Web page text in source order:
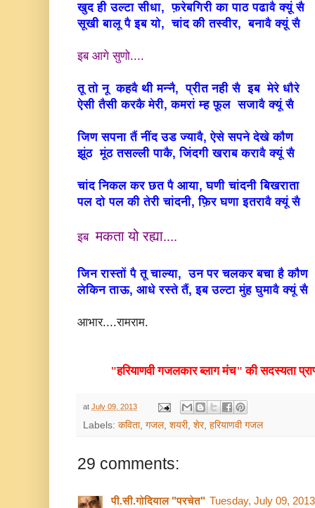
खुद ही उल्टा सीधा, फ़रेबगिरी का पाठ पढावै क्य़ूं सै
सूखी बालू पै इब यो, चांद की तस्वीर, बनावै क्य़ूं सै
इब आगे सुणो....
तू तो नू कहवै थी मन्नै, प्रीत नही सै इब मेरे धौरे
ऐसी तैसी करकै मेरी, कमरां म्ह फ़ूल सजावै क्यूं सै
जिण सपना तैं नींद उड ज्यावै, ऐसे सपने देखे कौण
झूंठ मूंठ तसल्ली पाकै, जिंदगी खराब करावै क्यूं सै
चांद निकल कर छत पै आया, घणी चांदनी बिखराता
पल दो पल की तेरी चांदनी, फ़िर घणा इतरावै क्यूं सै
इब मकता यो रह्या....
जिन रास्तों पै तू चाल्या, उन पर चलकर बचा है कौण
लेकिन ताऊ, आधे रस्ते तैं, इब उल्टा मुंह घुमावै क्यूं सै
आभार....रामराम.
"हरियाणवी गजलकार ब्लाग मंच" की सदस्यता
at July 09, 2013
Labels: कविता, गजल, शयरी, शेर, हरियाणवी गजल
29 comments:
पी.सी.गोदियाल "परचेत" Tuesday, July 09,